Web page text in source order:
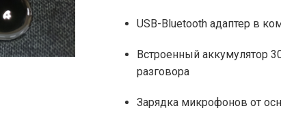
USB-Bluetooth адаптер в
Встроенный аккумулятор
разговора
Зарядка микрофонов от